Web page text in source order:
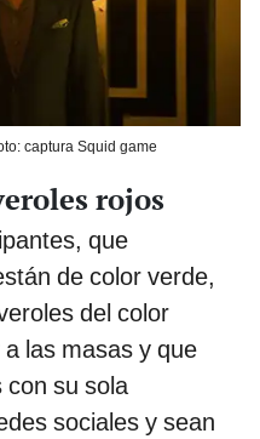
captura Squid game
rojos
que
de color verde,
del color
las masas y que
con su sola
sociales y sean